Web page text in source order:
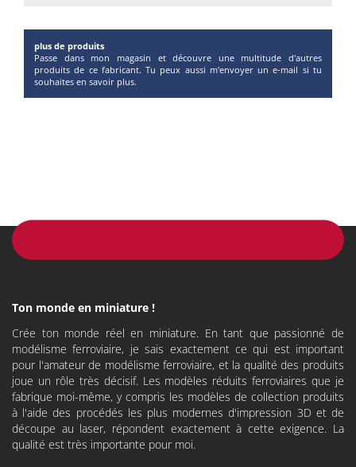
plus de produits
Passe dans mon magasin et découvre une multitude d'autres
produits de ce fabricant. Tu peux aussi m'envoyer un e-mail si tu
souhaites en savoir plus.
Ton monde en miniature !
Crée ton monde réel en miniature. En tant que passionné de
modélisme ferroviaire, je sais exactement ce qui est important
pour l'amateur de modélisme ferroviaire, et la qualité des produits
joue un rôle très décisif. Les modèles réduits ferroviaires que je
fabrique moi-même, y compris les modèles de collection produits
à l'aide des procédés les plus modernes d'impression 3D et de
découpe au laser, répondent exactement à cette exigence. La
qualité est très importante pour moi.